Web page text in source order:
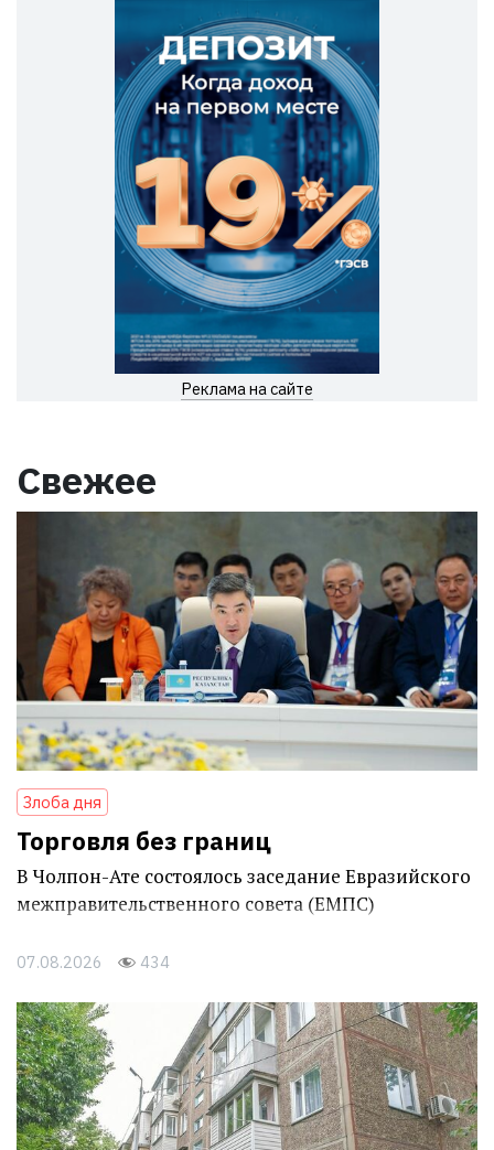
Реклама на сайте
Свежее
Злоба дня
Торговля без границ
В Чолпон-Ате состоялось заседание Евразийского
межправительственного совета (ЕМПС)
07.08.2026 434